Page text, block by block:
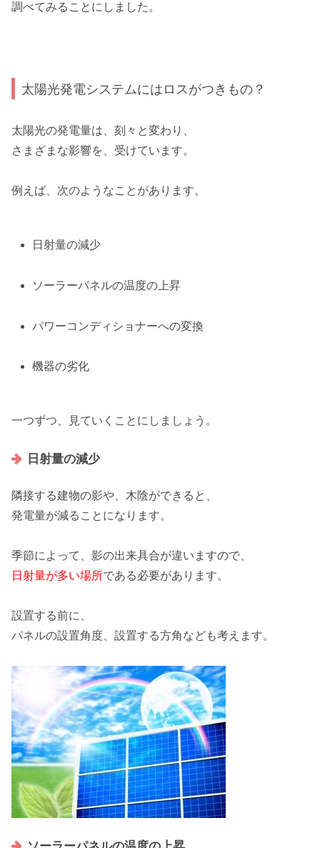
調べてみることにしました。
太陽光発電システムにはロスがつきもの？
太陽光の発電量は、 刻々と変わり
さまざまな影響を、受けています。
例えば、次のようなことがあります。
日射量の減少
ソーラーパネルの温度の上昇
パワーコンディショナーへの変換
機器の劣化
一つずつ、見ていくことにしましょう。
日射量の減少
隣接する建物の影や、木陰ができる と、
発電量が減ることになります。
季節によって、影の出来具合が違いますので、
日射量が多い場所である必要があります。
設置する前に、
パネルの設置角度、設置する方角なども考えます。